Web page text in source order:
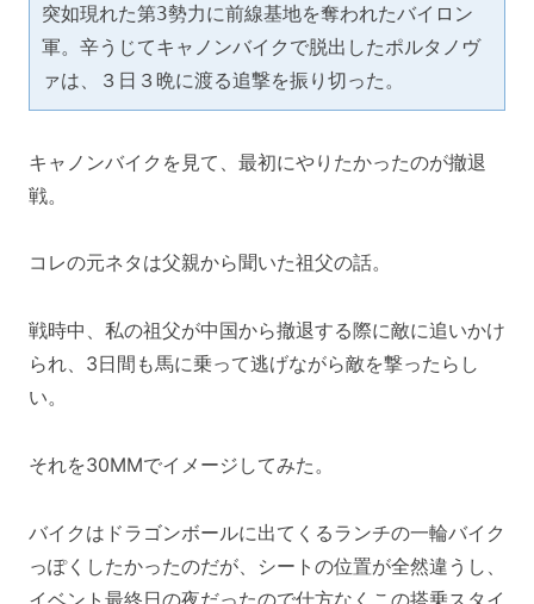
突如現れた第3勢力に前線基地を奪われたバイロン
軍。辛うじてキャノンバイクで脱出したポルタノヴ
ァは、３日３晩に渡る追撃を振り切った。
キャノンバイクを見て、最初にやりたかったのが撤退
戦。
コレの元ネタは父親から聞いた祖父の話。
戦時中、私の祖父が中国から撤退する際に敵に追いかけ
られ、3日間も馬に乗って逃げながら敵を撃ったらし
い。
それを30MMでイメージしてみた。
バイクはドラゴンボールに出てくるランチの一輪バイク
っぽくしたかったのだが、シートの位置が全然違うし、
イベント最終日の夜だったので仕方なくこの搭乗スタイ